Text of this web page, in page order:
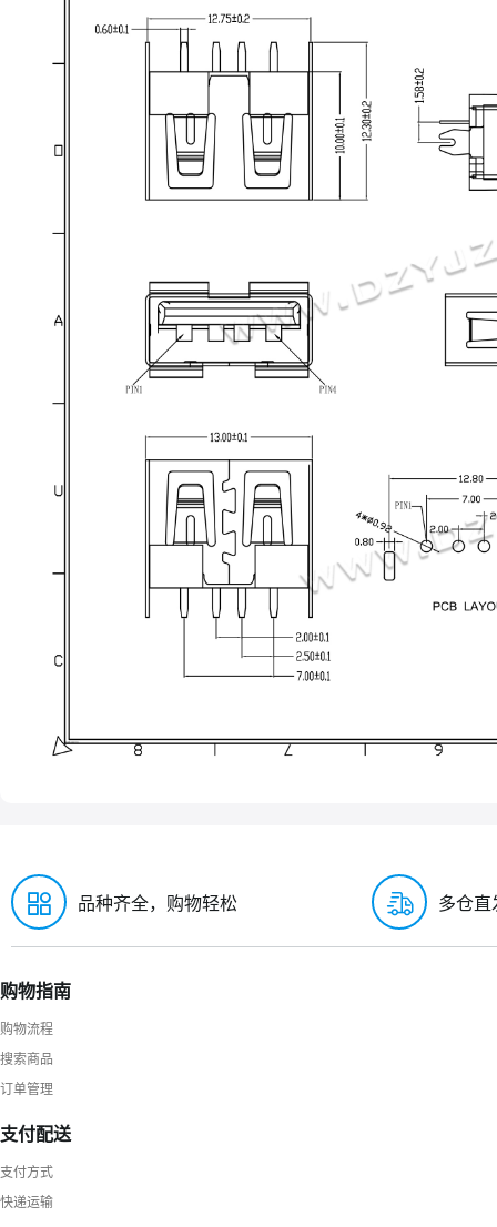
品种齐全，购物轻松 多仓直
购物指南
购物流程
搜索商品
订单管理
支付配送
支付方式
快递运输